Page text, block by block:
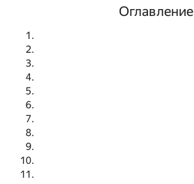
Оглавление